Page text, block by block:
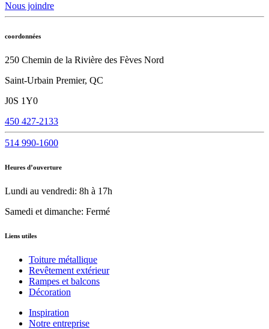
Nous joindre
coordonnées
250 Chemin de la Rivière des Fèves Nord
Saint-Urbain Premier, QC
J0S 1Y0
450 427-2133
514 990-1600
Heures d’ouverture
Lundi au vendredi: 8h à 17h
Samedi et dimanche: Fermé
Liens utiles
Toiture métallique
Revêtement extérieur
Rampes et balcons
Décoration
Inspiration
Notre entreprise